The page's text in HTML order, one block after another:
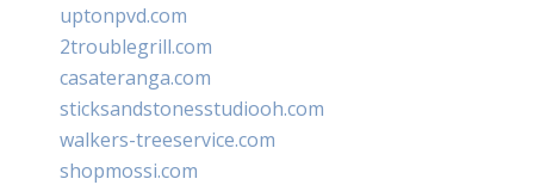
uptonpvd.com
2troublegrill.com
casateranga.com
sticksandstonesstudiooh.com
walkers-treeservice.com
shopmossi.com